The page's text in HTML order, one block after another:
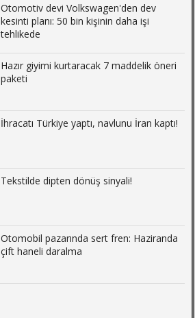
Otomotiv devi Volkswagen'den dev
kesinti planı: 50 bin kişinin daha işi
tehlikede
Hazır giyimi kurtaracak 7 maddelik öneri
paketi
İhracatı Türkiye yaptı, navlunu İran kaptı!
Tekstilde dipten dönüş sinyali!
Otomobil pazarında sert fren: Haziranda
çift haneli daralma